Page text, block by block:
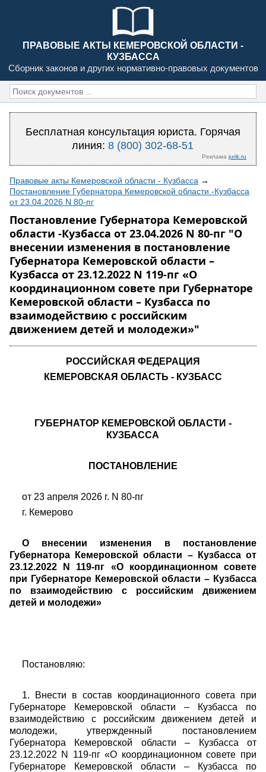
ПРАВОВЫЕ АКТЫ КЕМЕРОВСКОЙ ОБЛАСТИ -
КУЗБАССА
Сборник законов и других нормативно-правовых документов
Бесплатная консультация юриста. Горячая
линия:8 (800) 302-68-51
Реклама jurik.ru
Правовые акты Кемеровской области - Кузбасса →
Постановление Губернатора Кемеровской области -Кузбасса
от 23.04.2026 N 80-пг
Постановление Губернатора Кемеровской
области -Кузбасса от 23.04.2026 N 80-пг "О
внесении изменения в постановление
Губернатора Кемеровской области –
Кузбасса от 23.12.2022 N 119-пг «О
координационном совете при Губернаторе
Кемеровской области – Кузбасса по
взаимодействию с российским
движением детей и молодежи»"
РОССИЙСКАЯ ФЕДЕРАЦИЯ
КЕМЕРОВСКАЯ ОБЛАСТЬ - КУЗБАСС
ГУБЕРНАТОР КЕМЕРОВСКОЙ ОБЛАСТИ -
КУЗБАССА
ПОСТАНОВЛЕНИЕ
от 23 апреля 2026 г. N 80-пг
г. Кемерово
О внесении изменения в постановление
Губернатора Кемеровской области – Кузбасса от
23.12.2022 N 119-пг «О координационном совете
при Губернаторе Кемеровской области – Кузбасса
по взаимодействию с российским движением
детей и молодежи»
Постановляю:
1. Внести в состав координационного совета при
Губернаторе Кемеровской области – Кузбасса по
взаимодействию с российским движением детей и
молодежи, утвержденный постановлением
Губернатора Кемеровской области – Кузбасса от
23.12.2022 N 119-пг «О координационном совете при
Губернаторе Кемеровской области – Кузбасса по